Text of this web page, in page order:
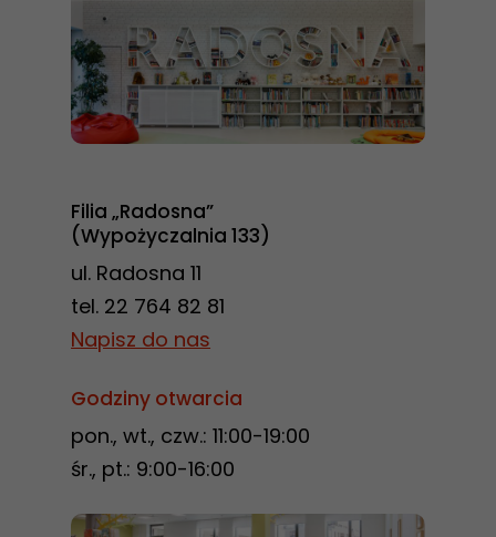
Filia „Radosna”
(Wypożyczalnia 133)
ul. Radosna 11
tel. 22 764 82 81
Napisz do nas
Godziny otwarcia
pon., wt., czw.: 11:00-19:00
śr., pt.: 9:00-16:00